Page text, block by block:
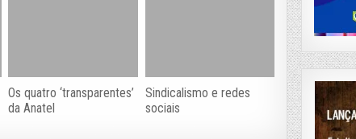
Os quatro ‘transparentes’
da Anatel
Sindicalismo e redes
sociais